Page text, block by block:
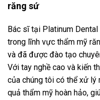
răng sứ
Bác sĩ tại Platinum
trong lĩnh vực thẩm mỹ
và đã được đào tạo
Với tay nghề cao và kiến
của chúng tôi có thể xử lý
quả thẩm mỹ hoàn hảo,